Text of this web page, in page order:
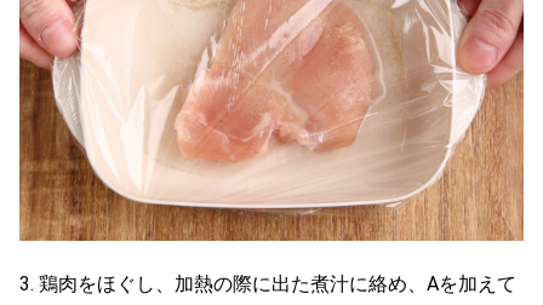
3. 鶏肉をほぐし、加熱の際に出た煮汁に絡め、Aを加えて